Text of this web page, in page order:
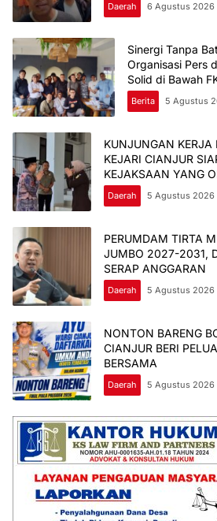
Daerah 6 Agustus 2026
Sinergi Tanpa
Organisasi Pers
Solid di Bawah
Berita 5 Agustus
KUNJUNGAN KERJA
KEJARI CIANJUR
KEJAKSAAN YANG
Daerah 5 Agustus 2026
PERUMDAM TIRTA
JUMBO 2027-2031,
SERAP ANGGARAN
Daerah 5 Agustus 2026
NONTON BARENG
CIANJUR BERI
BERSAMA
Daerah 5 Agustus 2026